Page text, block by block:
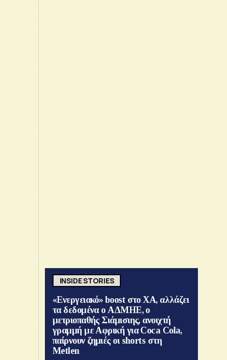
INSIDE STORIES
«Ενεργειακό» boost στο ΧΑ, αλλάζει
τα δεδομένα ο ΑΔΜΗΕ, ο
μετριοπαθής Σιάμισιης, ανοιχτή
γραμμή με Αφρική για Coca Cola,
παίρνουν ζημιές οι shorts στη
Metlen